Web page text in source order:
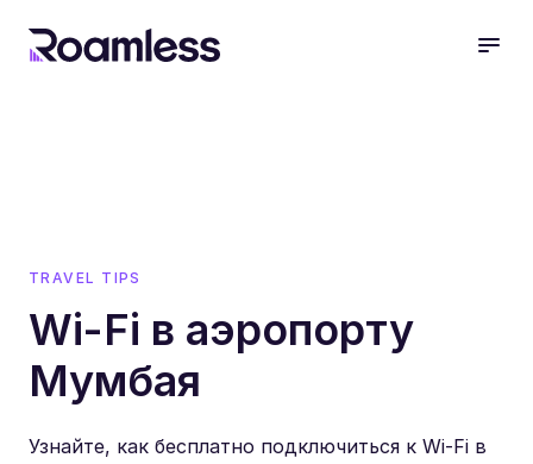
TRAVEL TIPS
Wi-Fi в аэропорту
Мумбая
Узнайте, как бесплатно подключиться к Wi-Fi в